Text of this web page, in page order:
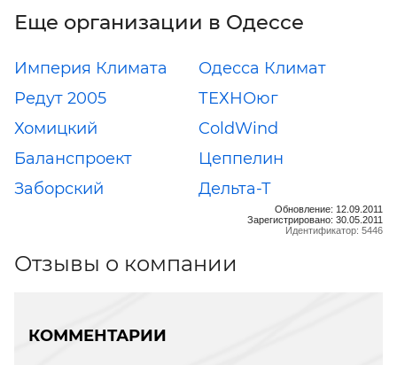
Еще организации в Одессе
Империя Климата
Одесса Климат
Редут 2005
ТЕХНОюг
Хомицкий
ColdWind
Баланспроект
Цеппелин
Заборский
Дельта-Т
Обновление: 12.09.2011
Зарегистрировано: 30.05.2011
Идентификатор: 5446
Отзывы о компании
КОММЕНТАРИИ